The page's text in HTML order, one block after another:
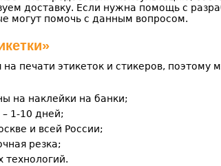
доставку. Если нужна помощь с
могут помочь с данным вопросом.
печати этикеток и стикеров,
на наклейки на банки;
1-10 дней;
и всей России;
резка;
технологий.